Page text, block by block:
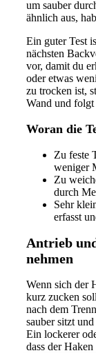
um sauber
ähnlich aus,
Ein guter Test
nächsten
vor, damit du
oder etwas
zu trocken ist,
Wand und folgt
Woran die
Zu feste
weniger
Zu
durch
Sehr
erfasst
Antrieb
nehmen
Wenn sich der
kurz zucken
nach dem
sauber sitzt
Ein lockerer
dass der